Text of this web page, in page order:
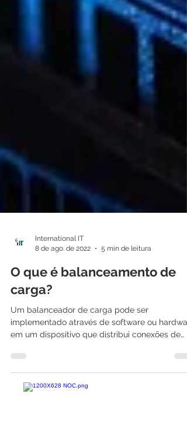
International IT
8 de ago. de 2022
5 min de leitura
O que é balanceamento de
carga?
Um balanceador de carga pode ser
clientes entre...